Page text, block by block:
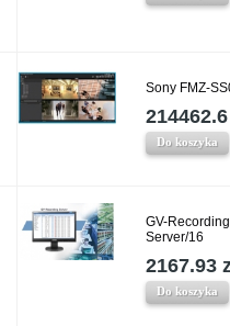
Sony FMZ-
214462.6
Do koszyka
GV-Recording
Server/16
2167.93
Do koszyka